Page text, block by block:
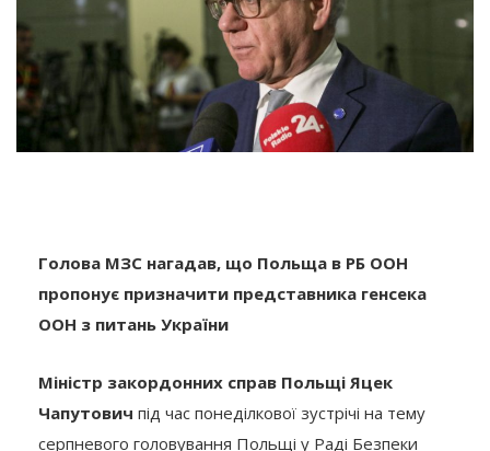
Голова МЗС нагадав, що Польща в РБ ООН
пропонує призначити представника генсека
ООН з питань України
Міністр закордонних справ Польщі Яцек
Чапутович під час понеділкової зустрічі на тему
серпневого головування Польщі у Раді Безпеки